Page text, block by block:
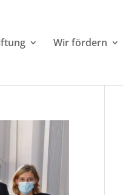
Wir fördern